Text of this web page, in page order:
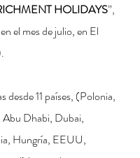
HOLIDAYS”,
el mes de julio, en El
desde 11 países, (Polonia,
Abu Dhabi, Dubai,
Hungría, EEUU,